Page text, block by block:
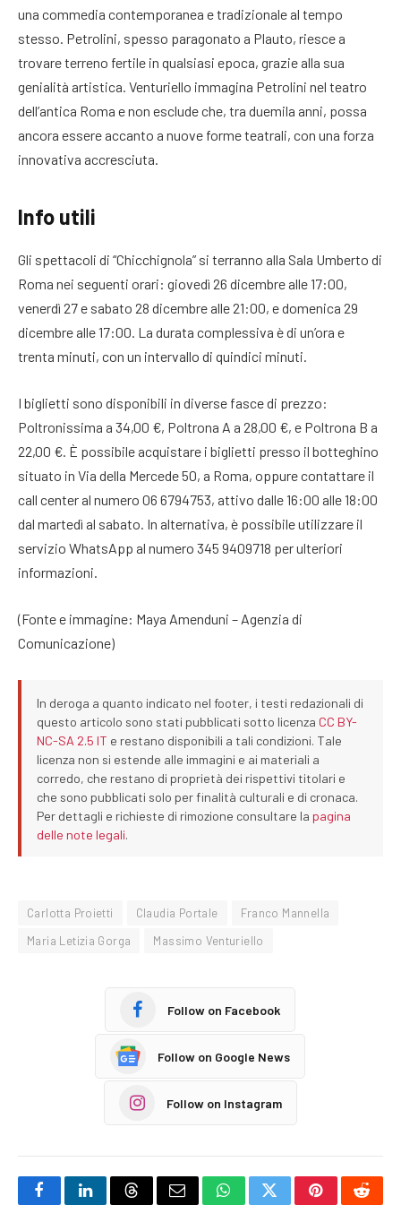
una commedia contemporanea e tradizionale al tempo
stesso. Petrolini, spesso paragonato a Plauto, riesce a
trovare terreno fertile in qualsiasi epoca, grazie alla sua
genialità artistica. Venturiello immagina Petrolini nel teatro
dell’antica Roma e non esclude che, tra duemila anni, possa
ancora essere accanto a nuove forme teatrali, con una forza
innovativa accresciuta.
Info utili
Gli spettacoli di “Chicchignola” si terranno alla Sala Umberto di
Roma nei seguenti orari: giovedì 26 dicembre alle 17:00,
venerdì 27 e sabato 28 dicembre alle 21:00, e domenica 29
dicembre alle 17:00. La durata complessiva è di un’ora e
trenta minuti, con un intervallo di quindici minuti.
I biglietti sono disponibili in diverse fasce di prezzo:
Poltronissima a 34,00 €, Poltrona A a 28,00 €, e Poltrona B a
22,00 €. È possibile acquistare i biglietti presso il botteghino
situato in Via della Mercede 50, a Roma, oppure contattare il
call center al numero 06 6794753, attivo dalle 16:00 alle 18:00
dal martedì al sabato. In alternativa, è possibile utilizzare il
servizio WhatsApp al numero 345 9409718 per ulteriori
informazioni.
(Fonte e immagine: Maya Amenduni – Agenzia di
Comunicazione)
In deroga a quanto indicato nel footer, i testi redazionali di
questo articolo sono stati pubblicati sotto licenza CC BY-
NC-SA 2.5 IT e restano disponibili a tali condizioni. Tale
licenza non si estende alle immagini e ai materiali a
corredo, che restano di proprietà dei rispettivi titolari e
che sono pubblicati solo per finalità culturali e di cronaca.
Per dettagli e richieste di rimozione consultare la pagina
delle note legali.
Carlotta Proietti Claudia Portale
Franco Mannella
Maria Letizia Gorga
Massimo Venturiello
Follow on Facebook
Follow on Google News
Follow on Instagram
FacebookLinkedInThreadsEmail WhatsAppTwitterPinterest